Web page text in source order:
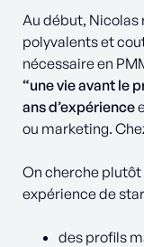
Au début,
polyvalents et
nécessaire en
“une vie avant le
ans d’expérience
ou marketing.
On cherche plutôt
expérience de
des profils